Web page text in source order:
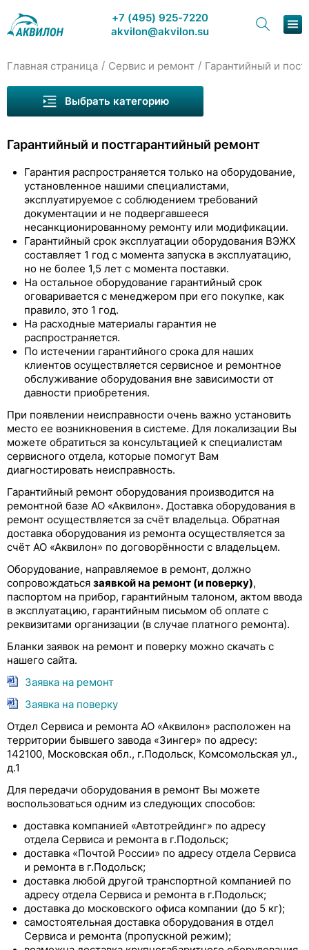
+7 (495) 925-7220
akvilon@akvilon.su
Решения
Каталог
Сервис и ремонт
О компании
Главная страница / Сервис и ремонт / Гарантийный и
Гарантийный и постгарантийный ремонт
Гарантия распространяется только на оборудование,
установленное нашими специалистами,
эксплуатируемое с соблюдением требований
документации и не подвергавшееся
несанкционированному ремонту или модификации.
Гарантийный срок эксплуатации оборудования ВЭЖХ
составляет 1 год с момента запуска в эксплуатацию,
но не более 1,5 лет с момента поставки.
На остальное оборудование гарантийный срок
оговаривается с менеджером при его покупке, как
правило, это 1 год.
На расходные материалы гарантия не
распространяется.
По истечении гарантийного срока для наших
клиентов осуществляется сервисное и ремонтное
обслуживание оборудования вне зависимости от
давности приобретения.
При появлении неисправности очень важно установить
место ее возникновения в системе. Для локализации Вы
можете обратиться за консультацией к специалистам
сервисного отдела, которые помогут Вам
диагностировать неисправность.
Гарантийный ремонт оборудования производится на
ремонтной базе АО «Аквилон». Доставка оборудования в
ремонт осуществляется за счёт владельца. Обратная
доставка оборудования из ремонта осуществляется за
счёт АО «Аквилон» по договорённости с владельцем.
Оборудование, направляемое в ремонт, должно
сопровождаться заявкой на ремонт (и поверку),
паспортом на прибор, гарантийным талоном, актом ввода
в эксплуатацию, гарантийным письмом об оплате с
реквизитами организации (в случае платного ремонта).
Бланки заявок на ремонт и поверку можно скачать с
нашего сайта.
Заявка на ремонт
Заявка на поверку
Отдел Сервиса и ремонта АО «Аквилон» расположен на
территории бывшего завода «Зингер» по адресу:
142100, Московская обл., г.Подольск, Комсомольская ул.,
д.1
Для передачи оборудования в ремонт Вы можете
воспользоваться одним из следующих способов:
доставка компанией «Автотрейдинг» по адресу
отдела Сервиса и ремонта в г.Подольск;
доставка «Почтой России» по адресу отдела Сервиса
и ремонта в г.Подольск;
доставка любой другой транспортной компанией по
адресу отдела Сервиса и ремонта в г.Подольск;
доставка до московского офиса компании (до 5 кг);
самостоятельная доставка оборудования в отдел
Сервиса и ремонта (пропускной режим);
Выбрать категорию